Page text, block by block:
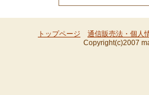
トップページ
通信販売法・個人
Copyright(c)2007